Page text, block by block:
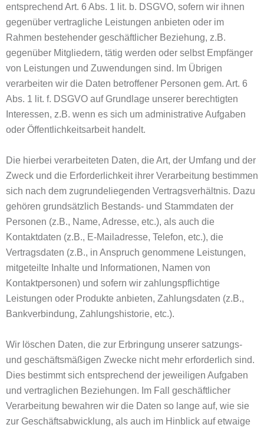
entsprechend Art. 6 Abs. 1 lit. b. DSGVO, sofern wir ihnen
gegenüber vertragliche Leistungen anbieten oder im
Rahmen bestehender geschäftlicher Beziehung, z.B.
gegenüber Mitgliedern, tätig werden oder selbst Empfänger
von Leistungen und Zuwendungen sind. Im Übrigen
verarbeiten wir die Daten betroffener Personen gem. Art. 6
Abs. 1 lit. f. DSGVO auf Grundlage unserer berechtigten
Interessen, z.B. wenn es sich um administrative Aufgaben
oder Öffentlichkeitsarbeit handelt.
Die hierbei verarbeiteten Daten, die Art, der Umfang und der
Zweck und die Erforderlichkeit ihrer Verarbeitung bestimmen
sich nach dem zugrundeliegenden Vertragsverhältnis. Dazu
gehören grundsätzlich Bestands- und Stammdaten der
Personen (z.B., Name, Adresse, etc.), als auch die
Kontaktdaten (z.B., E-Mailadresse, Telefon, etc.), die
Vertragsdaten (z.B., in Anspruch genommene Leistungen,
mitgeteilte Inhalte und Informationen, Namen von
Kontaktpersonen) und sofern wir zahlungspflichtige
Leistungen oder Produkte anbieten, Zahlungsdaten (z.B.,
Bankverbindung, Zahlungshistorie, etc.).
Wir löschen Daten, die zur Erbringung unserer satzungs-
und geschäftsmäßigen Zwecke nicht mehr erforderlich sind.
Dies bestimmt sich entsprechend der jeweiligen Aufgaben
und vertraglichen Beziehungen. Im Fall geschäftlicher
Verarbeitung bewahren wir die Daten so lange auf, wie sie
zur Geschäftsabwicklung, als auch im Hinblick auf etwaige